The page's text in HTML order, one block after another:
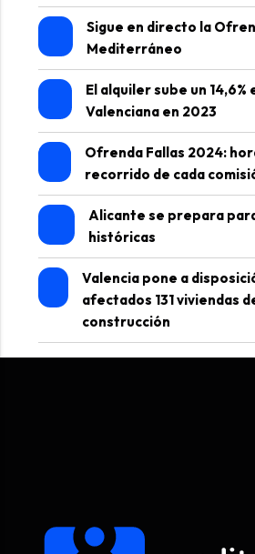
Sigue en directo la
Mediterráneo
El alquiler sube un 14,6%
Valenciana en 2023
Ofrenda Fallas 2024:
recorrido de cada
Alicante se prepara
históricas
Valencia pone a
afectados 131 viviendas
construcción